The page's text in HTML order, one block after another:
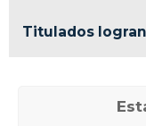
Titulados